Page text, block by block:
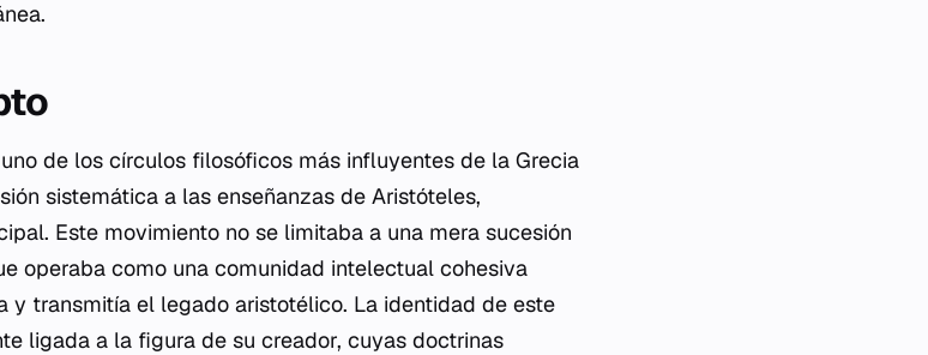
de los círculos filosóficos más influyentes de la Grecia
sistemática a las enseñanzas de Aristóteles,
Este movimiento no se limitaba a una mera sucesión
operaba como una comunidad intelectual cohesiva
y transmitía el legado aristotélico. La identidad de este
ligada a la figura de su creador, cuyas doctrinas